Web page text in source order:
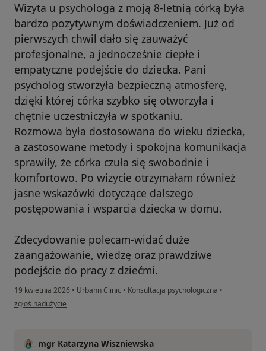
Wizyta u psychologa z moją 8-letnią córką była
bardzo pozytywnym doświadczeniem. Już od
pierwszych chwil dało się zauważyć
profesjonalne, a jednocześnie ciepłe i
empatyczne podejście do dziecka. Pani
psycholog stworzyła bezpieczną atmosferę,
dzięki której córka szybko się otworzyła i
chętnie uczestniczyła w spotkaniu.
Rozmowa była dostosowana do wieku dziecka,
a zastosowane metody i spokojna komunikacja
sprawiły, że córka czuła się swobodnie i
komfortowo. Po wizycie otrzymałam również
jasne wskazówki dotyczące dalszego
postępowania i wsparcia dziecka w domu.
Zdecydowanie polecam-widać duże
zaangażowanie, wiedzę oraz prawdziwe
podejście do pracy z dziećmi.
19 kwietnia 2026 • Urbann Clinic • Konsultacja psychologiczna •
w opinii użytkownika Emilia
zgłoś nadużycie
mgr Katarzyna Wiszniewska